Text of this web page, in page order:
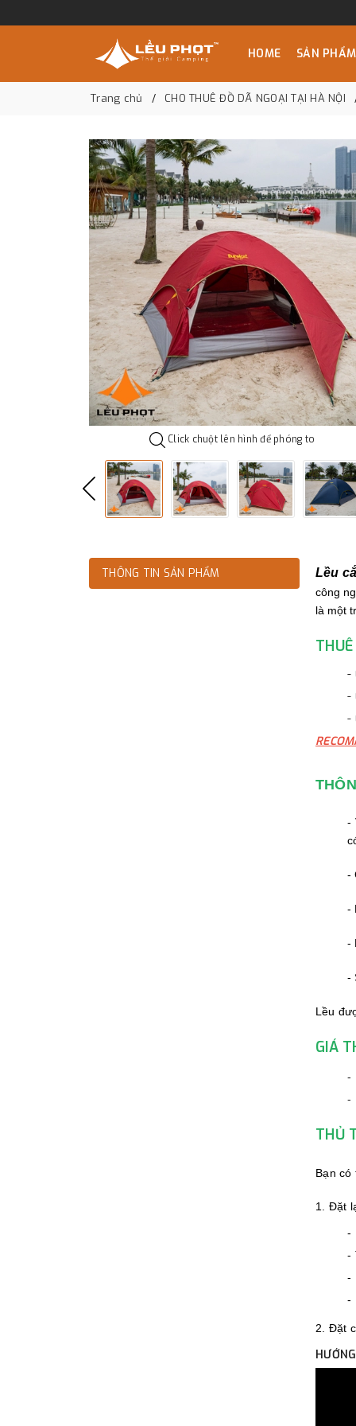
HOME SẢN
Trang chủ CHO THUÊ ĐỒ DÃ NGOẠI TẠI HÀ NỘI
Click chuột lên hình để phóng to
THÔNG TIN SẢN PHẨM Lều
công
là một
-
-
-
-
-
-
-
-
Lều
GIÁ
-
-
THỦ
Bạn
1. Đặt
-
-
-
-
2. Đặt